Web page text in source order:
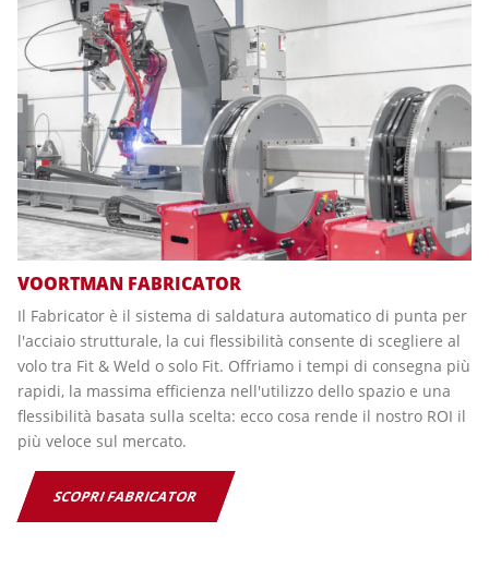
VOORTMAN FABRICATOR
Il Fabricator è il sistema di saldatura automatico di punta per
l'acciaio strutturale, la cui flessibilità consente di scegliere al
volo tra Fit & Weld o solo Fit. Offriamo i tempi di consegna più
rapidi, la massima efficienza nell'utilizzo dello spazio e una
flessibilità basata sulla scelta: ecco cosa rende il nostro ROI il
più veloce sul mercato.
SCOPRI FABRICATOR